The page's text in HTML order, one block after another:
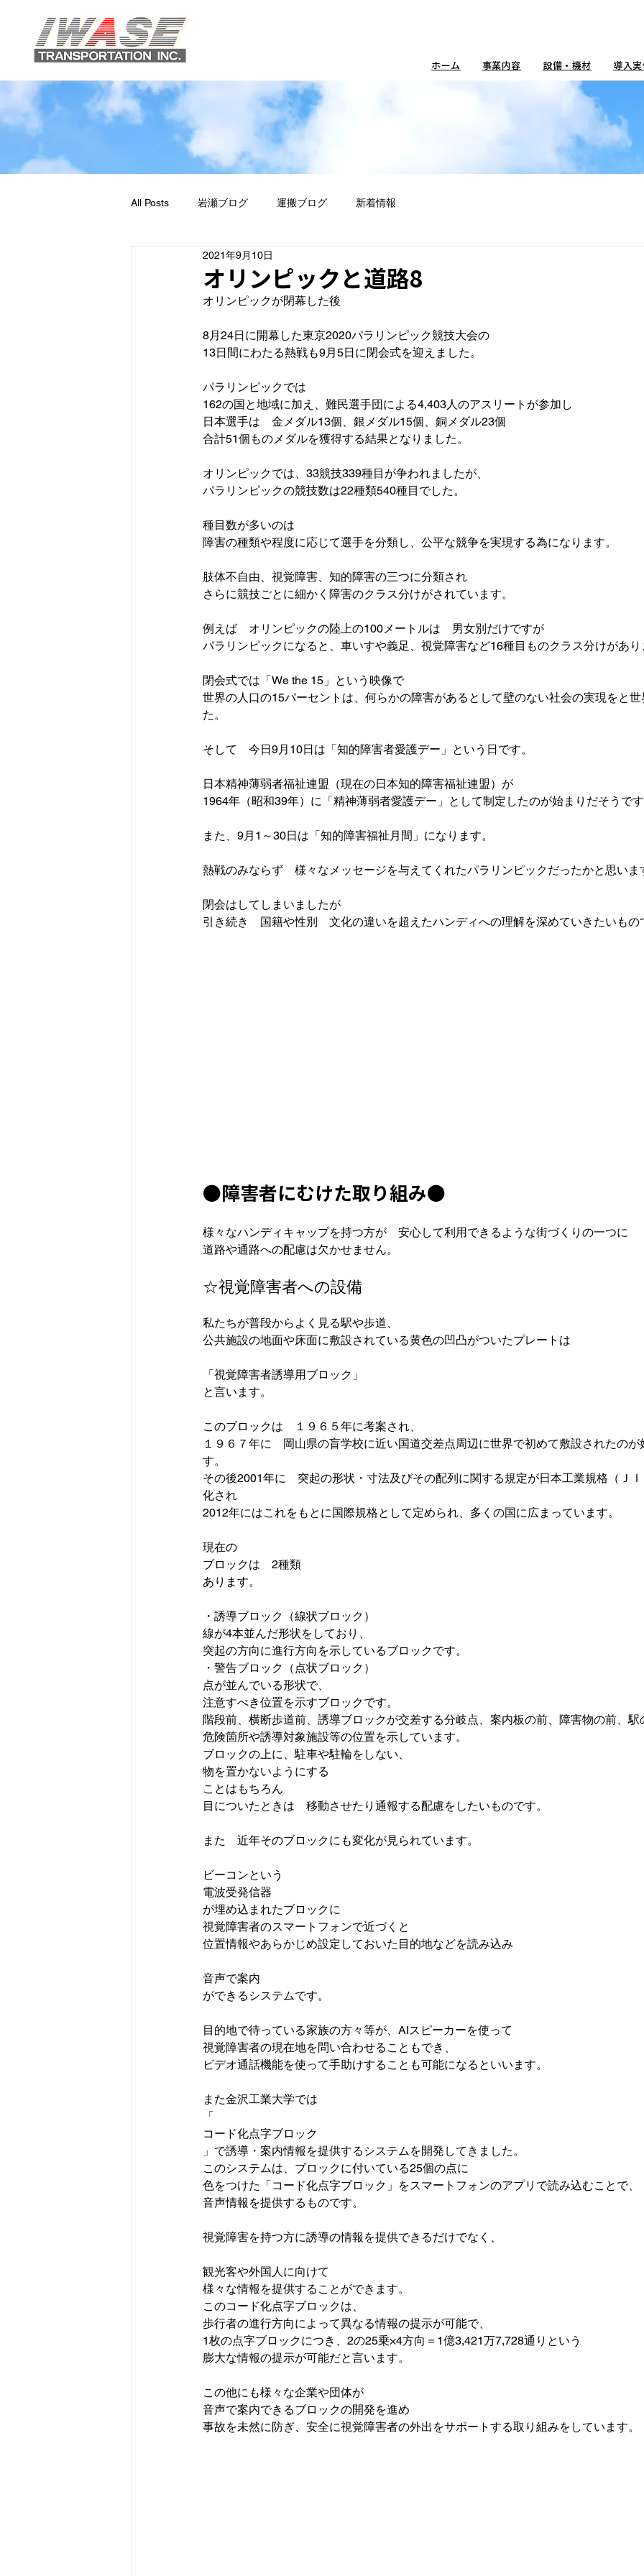
ホーム 事業内容 設備・機材 導入
All Posts 岩瀬ブログ 運搬ブログ 新着情報
オリンピックと道路8
2021年9月10日
オリンピックが閉幕した後
8月24日に開幕した東京2020パラリンピック競技大会の
13日間にわたる熱戦も9月5日に閉会式を迎えました。
162の国と地域に加え、 難民選手団による4,403人のアスリートが参加し
合計51個 ものメダルを獲得する結果となりました。
オリンピックでは、 33競技339種目 が争われましたが、
パラリンピックの競技数は22種類540種目 でした。
種目数が多いのは
障害の種類や程度に応じて選手を分類し、公平な競争を実現する為になります。
肢体不自由、視覚障害、知的障害の三つに分類され
さらに競技ごとに細かく障害のクラス分けがされています。
例えば　オリンピックの陸上の100メートルは　男女別だけですが
パラリンピックになると、車いすや義足、視覚障害など16種目ものクラス分けがあり
閉会式では 「We the 15」 という映像で
世界の人口の15パーセント は、何らかの障害があるとして壁のない社会の実現をと
た。
そして　今日9月10日は「知的障害者愛護デー」 という日です。
日本精神薄弱者福祉連盟（現在の日本知的障害福祉連盟）が
1964年（昭和39年）に「精神薄弱者愛護デー」として制定したのが始まりだそうです
また、9月1～30日は「知的障害福祉月間」になります。
熱戦のみならず　様々なメッセージを与えてくれたパラリンピックだったかと思いま
閉会はしてしまいましたが
引き続き　国籍や性別　文化の違いを超えたハンディへの理解を深めていきたいもの
●障害者にむけた取り組み●
様々なハンディキャップを持つ方が　安心して利用できるような街づくりの一つに
☆視覚障害者への設備
私たちが普段からよく見る駅や歩道、
「視覚障害者誘導用ブロック」
と言います。
このブロックは　１９６５年に考案され、
１９６７年に　岡山県の盲学校に近い国道交差点周辺に世界で初めて敷設されたの
す。
その後2001年に　突起の形状・寸法及びその配列に関する規定が日本工業規格（Ｊ
化され
2012年にはこれをもとに国際規格として定められ、多くの国に広まっています。
現在の
ブロックは　2種類
・誘導ブロック（線状ブロック）
線が4本並んだ形状をしており、
突起の方向に進行方向を示しているブロックです。
・警告ブロック（点状ブロック）
点が並んでいる形状で、
注意すべき位置を示すブロックです。
階段前、横断歩道前、誘導ブロックが交差する分岐点、案内板の前、障害物の前、駅
危険箇所や誘導対象施設等の位置を示しています。
ブロックの上に、駐車や駐輪をしない、
物を置かないようにする
ことはもちろん
目についたときは　移動させたり通報する配慮をしたいものです。
また　近年そのブロックにも変化が見られています。
ビーコンという
電波受発信器
が埋め込まれたブロックに
視覚障害者のスマートフォンで近づくと
音声で案内
ができるシステムです。
目的地で待っている家族の方々等が、AIスピーカーを使って
視覚障害者の現在地を問い合わせることもでき、
ビデオ通話機能を使って手助けすることも可能になるといいます。
また金沢工業大学では
「
コード化点字ブロック
」で誘導・案内情報を提供するシステムを開発してきました。
このシステムは、ブロックに付いている25個の点に
色をつけた「コード化点字ブロック」をスマートフォンのアプリで読み込むことで、
音声情報を提供するものです。
観光客や外国人に向けて
様々な情報を提供することができます。
このコード化点字ブロックは、
歩行者の進行方向によって異なる情報の提示が可能で、
1枚の点字ブロックにつき、2の25乗×4方向＝1億3,421万7,728通りという
膨大な情報の提示が可能だと言います。
この他にも様々な企業や団体が
音声で案内できるブロックの開発を進め
事故を未然に防ぎ、安全に視覚障害者の外出をサポートする取り組みをしています。